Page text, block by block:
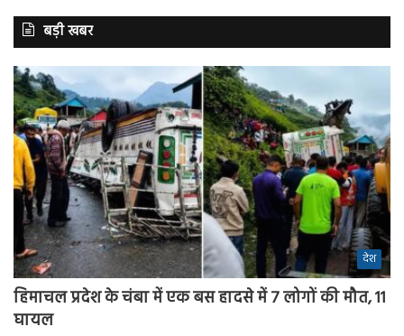
बड़ी खबर
देश
हिमाचल प्रदेश के चंबा में एक बस हादसे में 7 लोगों की मौत, 11
घायल